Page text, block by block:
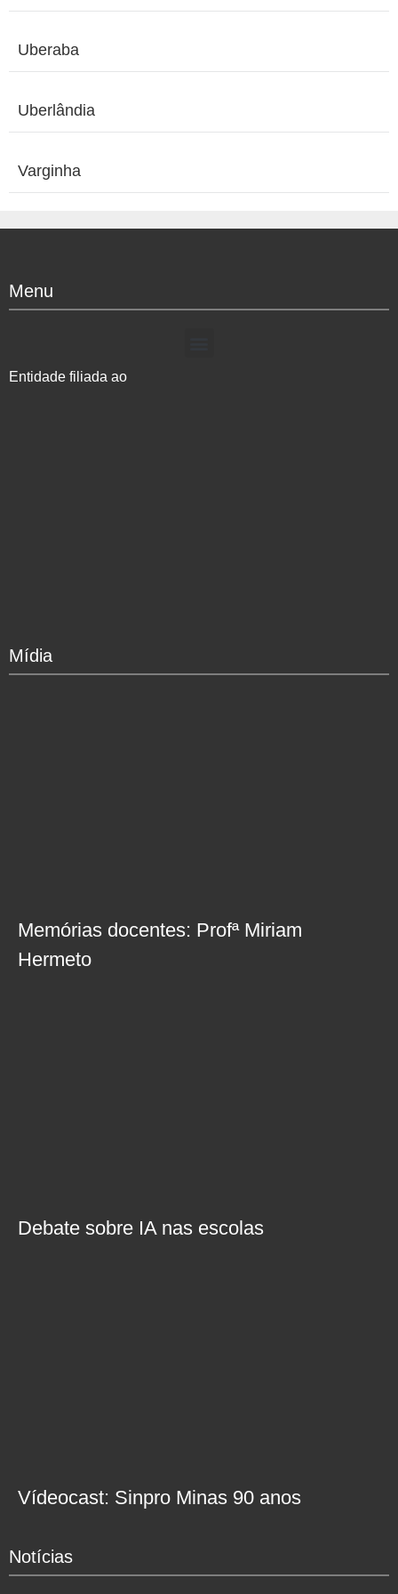
Uberaba
Uberlândia
Varginha
Menu
Entidade filiada ao
Mídia
Memórias docentes: Profª Miriam
Hermeto
Debate sobre IA nas escolas
Vídeocast: Sinpro Minas 90 anos
Notícias